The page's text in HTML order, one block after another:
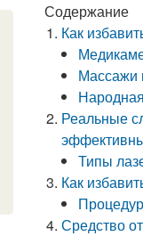
Содержание
Как
Массажи
Реальные
Типы
Как
Средство